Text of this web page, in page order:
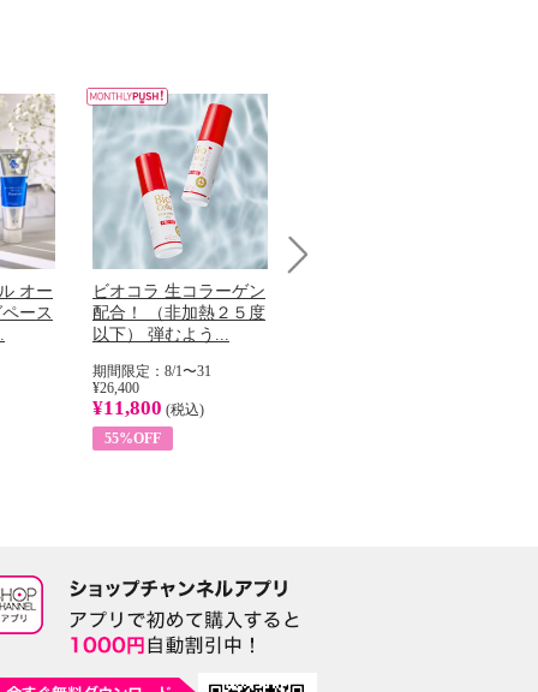
オー
ース
ビオコラ 生コラーゲン
配合！ （非加熱２５度
以下） 弾むよう...
期間限定：8/1〜31
¥26,400
¥11,800 (税込)
55%OFF